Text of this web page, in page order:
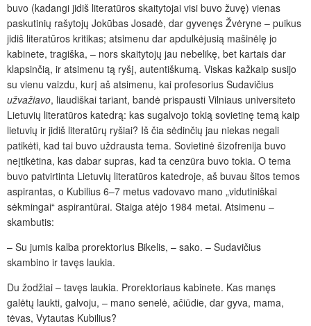
buvo (kadangi jidiš literatūros skaitytojai visi buvo žuvę) vienas
paskutinių rašytojų Jokūbas Josadė, dar gyvenęs Žvėryne – puikus
jidiš literatūros kritikas; atsimenu dar apdulkėjusią mašinėlę jo
kabinete, tragiška, – nors skaitytojų jau nebelikę, bet kartais dar
klapsinčią, ir atsimenu tą ryšį, autentiškumą. Viskas kažkaip susijo
su vienu vaizdu, kurį aš atsimenu, kai profesorius Sudavičius
užvažiavo, liaudiškai tariant, bandė prispausti Vilniaus universiteto
Lietuvių literatūros katedrą: kas sugalvojo tokią sovietinę temą kaip
lietuvių ir jidiš literatūrų ryšiai? Iš čia sėdinčių jau niekas negali
patikėti, kad tai buvo uždrausta tema. Sovietinė šizofrenija buvo
neįtikėtina, kas dabar supras, kad ta cenzūra buvo tokia. O tema
buvo patvirtinta Lietuvių literatūros katedroje, aš buvau šitos temos
aspirantas, o Kubilius 6–7 metus vadovavo mano „vidutiniškai
sėkmingai“ aspirantūrai. Staiga atėjo 1984 metai. Atsimenu –
skambutis:
– Su jumis kalba prorektorius Bikelis, – sako. – Sudavičius
skambino ir tavęs laukia.
Du žodžiai – tavęs laukia. Prorektoriaus kabinete. Kas manęs
galėtų laukti, galvoju, – mano senelė, ačiūdie, dar gyva, mama,
tėvas, Vytautas Kubilius?